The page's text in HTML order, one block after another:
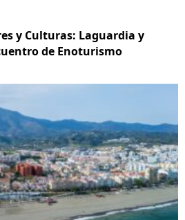
y Culturas: Laguardia y
de Enoturismo